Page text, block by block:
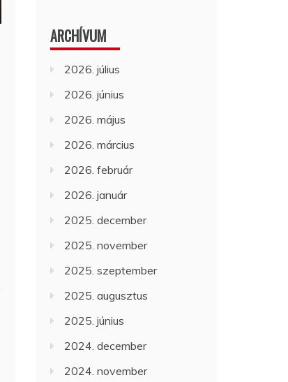
ARCHÍVUM
2026. július
2026. június
2026. május
2026. március
2026. február
2026. január
2025. december
2025. november
2025. szeptember
2025. augusztus
2025. június
2024. december
2024. november